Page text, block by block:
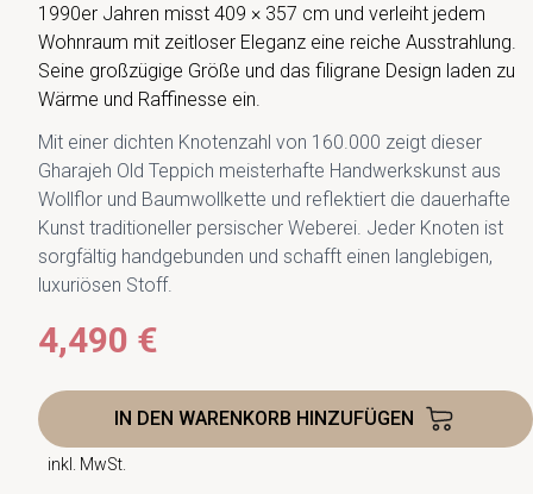
1990er Jahren misst 409 × 357 cm und verleiht jedem
Wohnraum mit zeitloser Eleganz eine reiche Ausstrahlung.
Seine großzügige Größe und das filigrane Design laden zu
Wärme und Raffinesse ein.
Mit einer dichten Knotenzahl von 160.000 zeigt dieser
Gharajeh Old Teppich meisterhafte Handwerkskunst aus
Wollflor und Baumwollkette und reflektiert die dauerhafte
Kunst traditioneller persischer Weberei. Jeder Knoten ist
sorgfältig handgebunden und schafft einen langlebigen,
luxuriösen Stoff.
4,490 €
IN DEN WARENKORB HINZUFÜGEN
inkl. MwSt.